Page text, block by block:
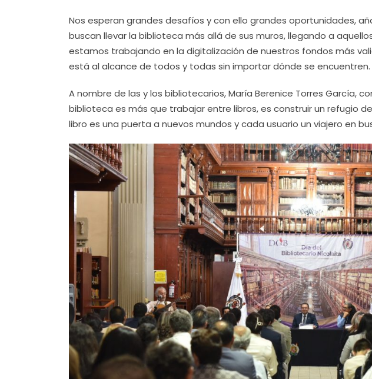
Nos esperan grandes desafíos y con ello grandes oportunidades,
buscan llevar la biblioteca más allá de sus muros, llegando a
estamos trabajando en la digitalización de nuestros fondos más
está al alcance de todos y todas sin importar dónde se encuentren.
A nombre de las y los bibliotecarios, María Berenice Torres García,
biblioteca es más que trabajar entre libros, es construir un refugio
libro es una puerta a nuevos mundos y cada usuario un viajero en